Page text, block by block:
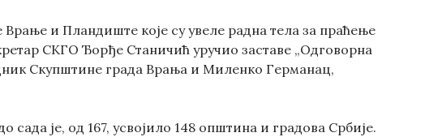
и Пландиште које су увеле радна тела за праћење
СКГО Ђорђе Станичић уручио заставе „Одговорна
Скупштине града Врања и Миленко Германац,
је, од 167, усвојило 148 општина и градова Србије.